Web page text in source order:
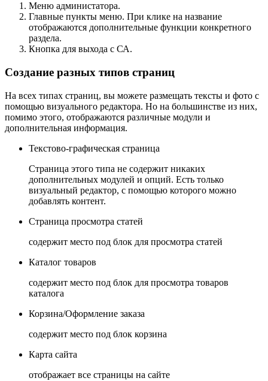
Меню администатора.
Главные пункты меню. При клике на название
отображаются дополнительные функции конкретного
раздела.
Кнопка для выхода с СА.
Создание разных типов страниц
На всех типах страниц, вы можете размещать тексты и фото с
помощью визуального редактора. Но на большинстве из них,
помимо этого, отображаются различные модули и
дополнительная информация.
Текстово-графическая страница
Страница этого типа не содержит никаких
дополнительных модулей и опций. Есть только
визуальный редактор, с помощью которого можно
добавлять контент.
Страница просмотра статей
содержит место под блок для просмотра статей
Каталог товаров
содержит место под блок для просмотра товаров
каталога
Корзина/Оформление заказа
содержит место под блок корзина
Карта сайта
отображает все страницы на сайте